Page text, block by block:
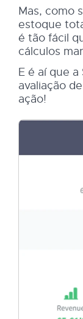
Mas, como
estoque
é tão fácil
cálculos
E é aí que
avaliação
ação!